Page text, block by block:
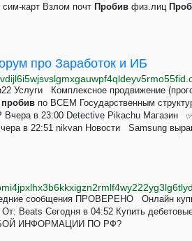
карт Взлом почт Пробив физ.лиц
про Заработок и ИБ
Услуги Комплексное продвижение
пробив по ВСЕМ Государственным
в 23:00 Detective Pikachu Магазин
в 22:51 nikvan Новости Samsung
сообщения ПРОВЕРЕНО Онлайн
Beats Сегодня в 04:52 Купить
ИНФОРМАЦИИ ПО РФ?